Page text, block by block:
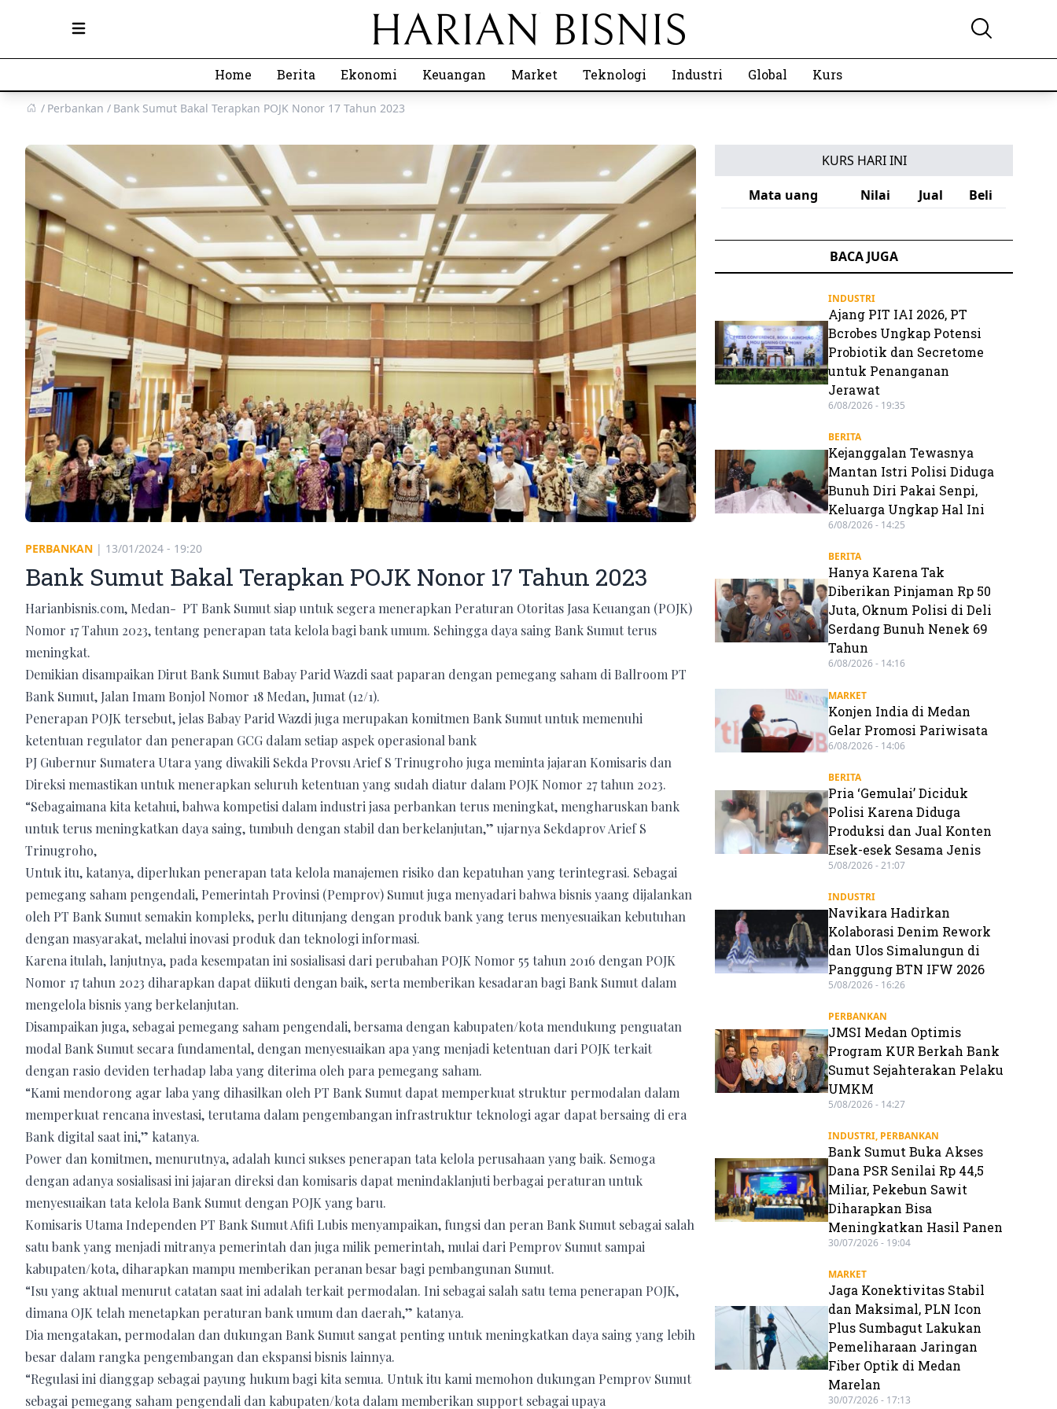
Open main menu
Home Berita Ekonomi Keuangan Market Teknologi Industri Global Kurs
Perbankan Bank Sumut Bakal Terapkan POJK Nonor 17 Tahun 2023
PERBANKAN | 13/01/2024 - 19:20
Bank Sumut Bakal Terapkan POJK Nonor 17 Tahun 2023
Harianbisnis.com, Medan- PT Bank Sumut siap untuk segera menerapkan Peraturan Otoritas Jasa Keuangan (POJK)
Nomor 17 Tahun 2023, tentang penerapan tata kelola bagi bank umum. Sehingga daya saing Bank Sumut terus
meningkat.
Demikian disampaikan Dirut Bank Sumut Babay Parid Wazdi saat paparan dengan pemegang saham di Ballroom PT
Bank Sumut, Jalan Imam Bonjol Nomor 18 Medan, Jumat (12/1).
Penerapan POJK tersebut, jelas Babay Parid Wazdi juga merupakan komitmen Bank Sumut untuk memenuhi
ketentuan regulator dan penerapan GCG dalam setiap aspek operasional bank
PJ Gubernur Sumatera Utara yang diwakili Sekda Provsu Arief S Trinugroho juga meminta jajaran Komisaris dan
Direksi memastikan untuk menerapkan seluruh ketentuan yang sudah diatur dalam POJK Nomor 27 tahun 2023.
“Sebagaimana kita ketahui, bahwa kompetisi dalam industri jasa perbankan terus meningkat, mengharuskan bank
untuk terus meningkatkan daya saing, tumbuh dengan stabil dan berkelanjutan,” ujarnya Sekdaprov Arief S
Trinugroho,
Untuk itu, katanya, diperlukan penerapan tata kelola manajemen risiko dan kepatuhan yang terintegrasi. Sebagai
pemegang saham pengendali, Pemerintah Provinsi (Pemprov) Sumut juga menyadari bahwa bisnis yaang dijalankan
oleh PT Bank Sumut semakin kompleks, perlu ditunjang dengan produk bank yang terus menyesuaikan kebutuhan
dengan masyarakat, melalui inovasi produk dan teknologi informasi.
Karena itulah, lanjutnya, pada kesempatan ini sosialisasi dari perubahan POJK Nomor 55 tahun 2016 dengan POJK
Nomor 17 tahun 2023 diharapkan dapat diikuti dengan baik, serta memberikan kesadaran bagi Bank Sumut dalam
mengelola bisnis yang berkelanjutan.
Disampaikan juga, sebagai pemegang saham pengendali, bersama dengan kabupaten/kota mendukung penguatan
modal Bank Sumut secara fundamental, dengan menyesuaikan apa yang menjadi ketentuan dari POJK terkait
dengan rasio deviden terhadap laba yang diterima oleh para pemegang saham.
“Kami mendorong agar laba yang dihasilkan oleh PT Bank Sumut dapat memperkuat struktur permodalan dalam
memperkuat rencana investasi, terutama dalam pengembangan infrastruktur teknologi agar dapat bersaing di era
Bank digital saat ini,” katanya.
Power dan komitmen, menurutnya, adalah kunci sukses penerapan tata kelola perusahaan yang baik. Semoga
dengan adanya sosialisasi ini jajaran direksi dan komisaris dapat menindaklanjuti berbagai peraturan untuk
menyesuaikan tata kelola Bank Sumut dengan POJK yang baru.
Komisaris Utama Independen PT Bank Sumut Afifi Lubis menyampaikan, fungsi dan peran Bank Sumut sebagai salah
satu bank yang menjadi mitranya pemerintah dan juga milik pemerintah, mulai dari Pemprov Sumut sampai
kabupaten/kota, diharapkan mampu memberikan peranan besar bagi pembangunan Sumut.
“Isu yang aktual menurut catatan saat ini adalah terkait permodalan. Ini sebagai salah satu tema penerapan POJK,
dimana OJK telah menetapkan peraturan bank umum dan daerah,” katanya.
Dia mengatakan, permodalan dan dukungan Bank Sumut sangat penting untuk meningkatkan daya saing yang lebih
besar dalam rangka pengembangan dan ekspansi bisnis lainnya.
“Regulasi ini dianggap sebagai payung hukum bagi kita semua. Untuk itu kami memohon dukungan Pemprov Sumut
sebagai pemegang saham pengendali dan kabupaten/kota dalam memberikan support sebagai upaya
KURS HARI INI
Mata uang
Nilai Jual Beli
BACA JUGA
INDUSTRI
Ajang PIT IAI 2026, PT
Bcrobes Ungkap Potensi
Probiotik dan Secretome
untuk Penanganan
Jerawat
6/08/2026 - 19:35
BERITA
Kejanggalan Tewasnya
Mantan Istri Polisi Diduga
Bunuh Diri Pakai Senpi,
Keluarga Ungkap Hal Ini
6/08/2026 - 14:25
BERITA
Hanya Karena Tak
Diberikan Pinjaman Rp 50
Juta, Oknum Polisi di Deli
Serdang Bunuh Nenek 69
Tahun
6/08/2026 - 14:16
MARKET
Konjen India di Medan
Gelar Promosi Pariwisata
6/08/2026 - 14:06
BERITA
Pria ‘Gemulai’ Diciduk
Polisi Karena Diduga
Produksi dan Jual Konten
Esek-esek Sesama Jenis
5/08/2026 - 21:07
INDUSTRI
Navikara Hadirkan
Kolaborasi Denim Rework
dan Ulos Simalungun di
Panggung BTN IFW 2026
5/08/2026 - 16:26
PERBANKAN
JMSI Medan Optimis
Program KUR Berkah Bank
Sumut Sejahterakan Pelaku
UMKM
5/08/2026 - 14:27
INDUSTRI, PERBANKAN
Bank Sumut Buka Akses
Dana PSR Senilai Rp 44,5
Miliar, Pekebun Sawit
Diharapkan Bisa
Meningkatkan Hasil Panen
30/07/2026 - 19:04
MARKET
Jaga Konektivitas Stabil
dan Maksimal, PLN Icon
Plus Sumbagut Lakukan
Pemeliharaan Jaringan
Fiber Optik di Medan
Marelan
30/07/2026 - 17:13